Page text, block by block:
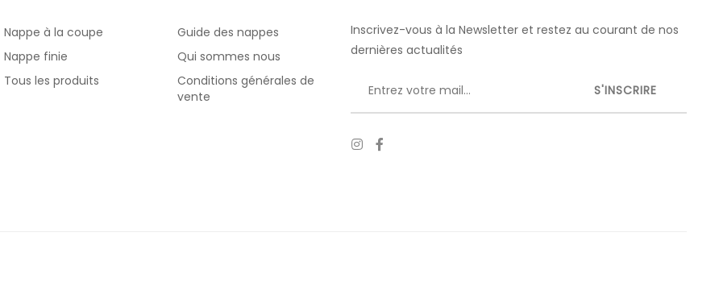
Nappe à la coupe
Nappe finie
Tous les produits
Guide des nappes
Qui sommes nous
Conditions générales de
vente
Inscrivez-vous à la Newsletter et restez au courant de nos
dernières actualités